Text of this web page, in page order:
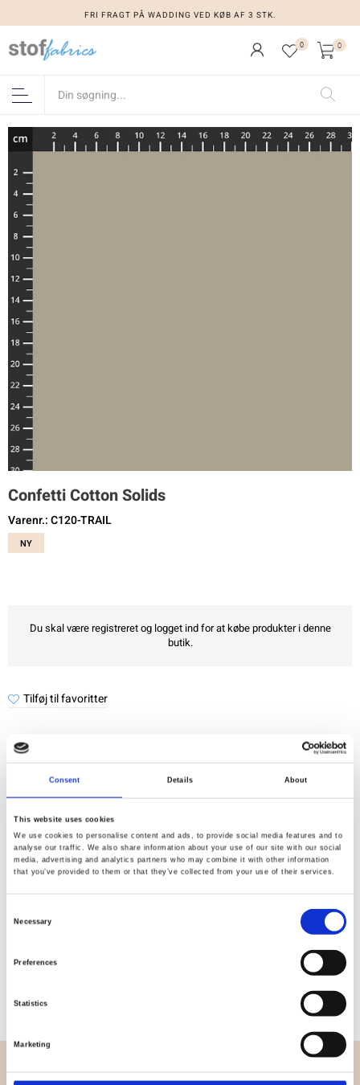
Consent Details About
This website uses cookies
We use cookies to personalise content and ads, to provide social media features and to
analyse our traffic. We also share information about your use of our site with our social
media, advertising and analytics partners who may combine it with other information
that you’ve provided to them or that they’ve collected from your use of their services.
Necessary
Preferences
Statistics
Marketing
FRI FRAGT PÅ WADDING VED KØB AF 3 STK.
0 0
Confetti Cotton Solids
Varenr.: C120-TRAIL
NY
Du skal være registreret og logget ind for at købe produkter i denne
butik.
Tilføj til favoritter
kontrolleret
forsendelse
Specifikation
113,00
100% bomuld
0,150 Kg.
OVERSIGT